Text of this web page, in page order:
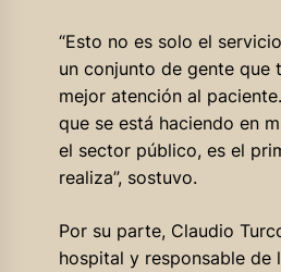
“Esto no es solo el
un conjunto de gente que
mejor atención al
que se está haciendo en
el sector público, es el
realiza”, sostuvo.
Por su parte, Claudio
hospital y responsable de